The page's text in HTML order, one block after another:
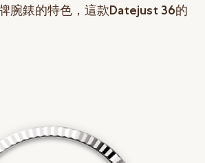
腕錶的特色，這款Datejust 36的